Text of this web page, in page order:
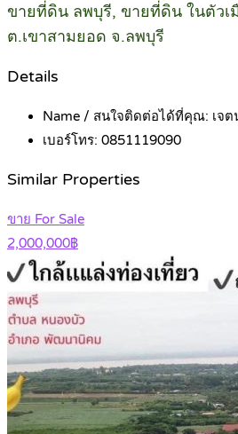
ขายที่ดิน ลพบุรี, ขายที่ดิน ในตัวเ
ต.เขาสามยอด จ.ลพบุรี
Details
Name / สนใจติดต่อได้ที่คุณ: เจ
เบอร์โทร: 0851119090
Similar Properties
ขาย For Sale
2,000,000฿